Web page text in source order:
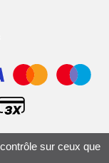
réservés.sur ceux que